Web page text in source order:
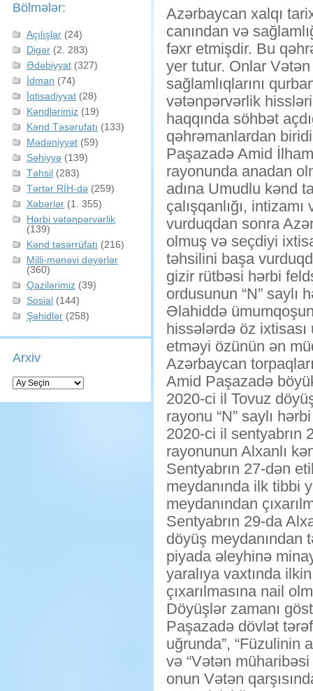
Bölmələr:
Açılışlar (24)
Digər (2. 283)
Ədəbiyyat (327)
İdman (74)
İqtisadiyyat (28)
Kəndlərimiz (19)
Kənd Təsərufatı (133)
Mədəniyyət (59)
Səhiyyə (139)
Təhsil (283)
Tərtər RİH-də (259)
Xəbərlər (1. 355)
Hərbi vətənpərvərlik
(139)
Kənd təsərrüfatı (216)
Milli-mənəvi dəyərlər
(360)
Qazilərimiz (39)
Sosial (144)
Şəhidlər (258)
Arxiv
Arxiv
Azərbaycan xalqı
canından və
fəxr etmişdir. Bu
yer tutur. Onlar
sağlamlıqlarını
vətənpərvərlik
haqqında söhbət
qəhrəmanlardan
Paşazadə Amid
rayonunda anadan
adına Umudlu kənd
çalışqanlığı,
vurduqdan sonra
olmuş və seçdiyi
təhsilini başa
gizir rütbəsi hərbi
ordusunun “N” saylı
Əlahiddə
hissələrdə öz
etməyi özünün ən
Azərbaycan
Amid Paşazadə
2020-ci il Tovuz
rayonu “N” saylı
2020-ci il sentyabrın
rayonunun Alxanlı
Sentyabrın 27-dən
meydanında ilk tibbi
meydanından
Sentyabrın 29-da
döyüş meydanından
piyada əleyhinə
yaralıya vaxtında
çıxarılmasına nail
Döyüşlər zamanı
Paşazadə dövlət
uğrunda”, “Füzulinin
və “Vətən
onun Vətən